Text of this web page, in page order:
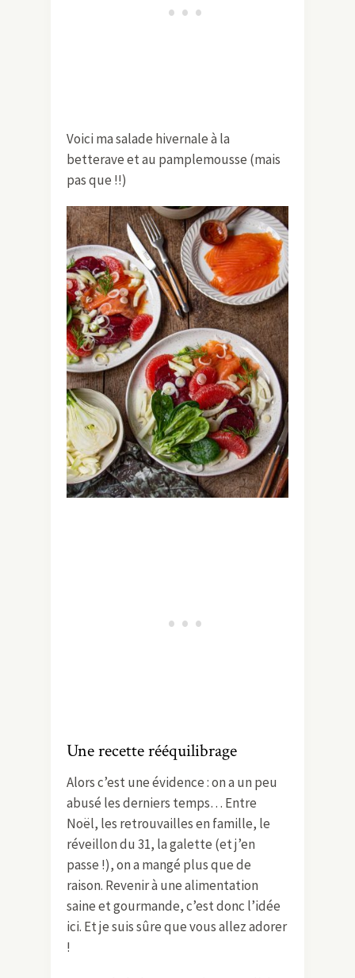
Voici ma salade hivernale à la
betterave et au pamplemousse (mais
pas que !!)
Une recette rééquilibrage
Alors c’est une évidence : on a un peu
abusé les derniers temps… Entre
Noël, les retrouvailles en famille, le
réveillon du 31, la galette (et j’en
passe !), on a mangé plus que de
raison. Revenir à une alimentation
saine et gourmande, c’est donc l’idée
ici. Et je suis sûre que vous allez adorer
!